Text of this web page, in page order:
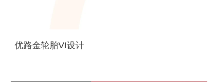
优路金轮胎VI设计